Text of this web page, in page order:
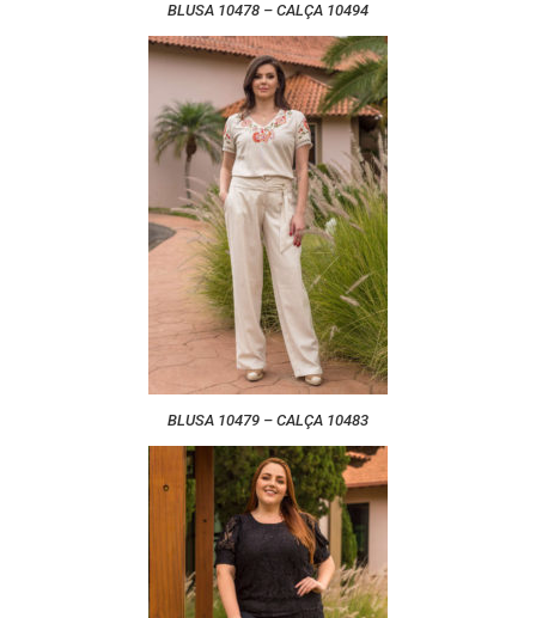
BLUSA 10478 – CALÇA 10494
BLUSA 10479 – CALÇA 10483